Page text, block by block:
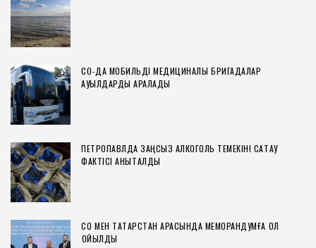
СҚО-ДА МОБИЛЬДІ МЕДИЦИНАЛЫҚ БРИГАДАЛАР
АУЫЛДАРДЫ АРАЛАДЫ
ПЕТРОПАВЛДА ЗАҢСЫЗ АЛКОГОЛЬ ТЕМЕКІНІ САҚТАУ
ФАКТІСІ АНЫҚТАЛДЫ
СҚО МЕН ТАТАРСТАН АРАСЫНДА МЕМОРАНДУМҒА ҚОЛ
ҚОЙЫЛДЫ